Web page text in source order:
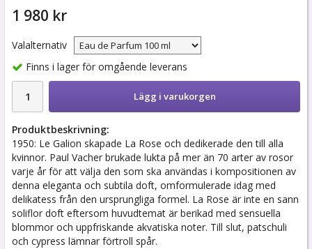
1 980 kr
Valalternativ
Finns i lager för omgående leverans
Lägg i varukorgen
Produktbeskrivning:
1950: Le Galion skapade La Rose och dedikerade den till alla
kvinnor. Paul Vacher brukade lukta på mer än 70 arter av rosor
varje år för att välja den som ska användas i kompositionen av
denna eleganta och subtila doft, omformulerade idag med
delikatess från den ursprungliga formel. La Rose är inte en sann
soliflor doft eftersom huvudtemat är berikad med sensuella
blommor och uppfriskande akvatiska noter. Till slut, patschuli
och cypress lämnar förtroll spår.